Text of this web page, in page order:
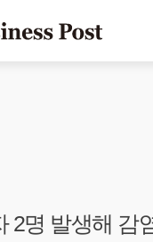
2명 발생해 감